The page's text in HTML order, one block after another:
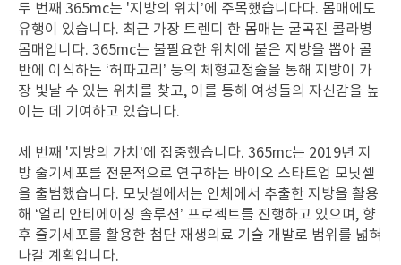
두 번째 365mc는 '지방의 위치’에 주목했습니다다. 몸매에도
유행이 있습니다. 최근 가장 트렌디 한 몸매는 굴곡진 콜라병
몸매입니다. 365mc는 불필요한 위치에 붙은 지방을 뽑아 골
반에 이식하는 ‘허파고리’ 등의 체형교정술을 통해 지방이 가
장 빛날 수 있는 위치를 찾고, 이를 통해 여성들의 자신감을 높
이는 데 기여하고 있습니다.
세 번째 '지방의 가치’에 집중했습니다. 365mc는 2019년 지
방 줄기세포를 전문적으로 연구하는 바이오 스타트업 모닛셀
을 출범했습니다. 모닛셀에서는 인체에서 추출한 지방을 활용
해 ‘얼리 안티에이징 솔루션’ 프로젝트를 진행하고 있으며, 향
후 줄기세포를 활용한 첨단 재생의료 기술 개발로 범위를 넓혀
나갈 계획입니다.